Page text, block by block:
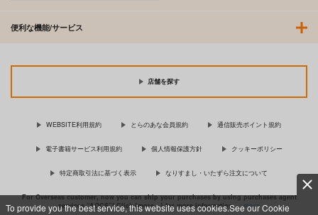
To provide you the best service, this website uses cookies.See our Cookie
便利な機能/サービス
店舗を探す
WEBSITE利用規約 とらのあな会員規約 通信販売ポイント規約
電子書籍サービス利用規約 個人情報保護方針 クッキーポリシー
特定商取引法に基づく表示 なりすまし・いたずら注文について
For Overseas customer, now you can ship your purchases by using purchases agent
services “AOCS”! Click {more…} for more information …more